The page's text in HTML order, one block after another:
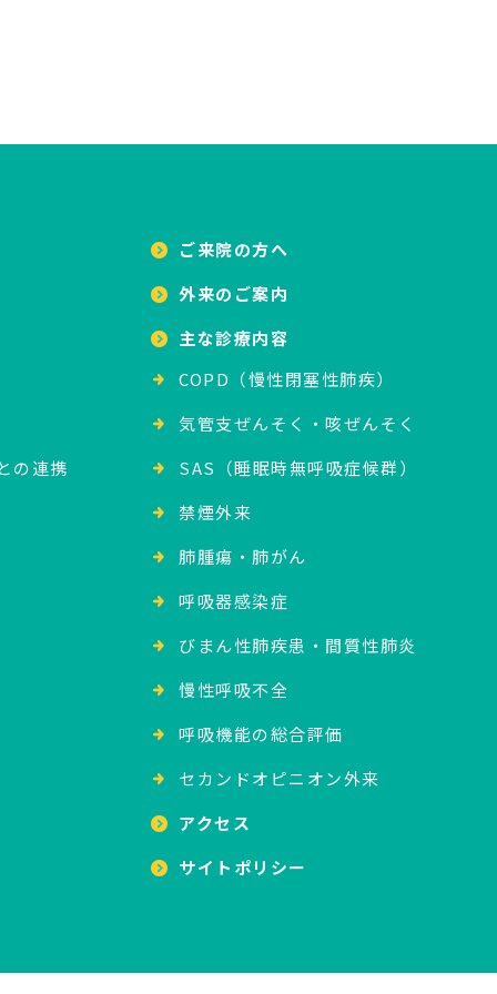
の連携
ご来院の方へ
外来のご案内
主な診療内容
COPD（慢性閉塞性肺疾）
気管支ぜんそく・咳ぜんそく
SAS（睡眠時無呼吸症候群）
禁煙外来
肺腫瘍・肺がん
呼吸器感染症
びまん性肺疾患・間質性肺炎
慢性呼吸不全
呼吸機能の総合評価
セカンドオピニオン外来
アクセス
サイトポリシー